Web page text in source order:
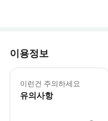
이용정보
이런건 주의하세요
유의사항